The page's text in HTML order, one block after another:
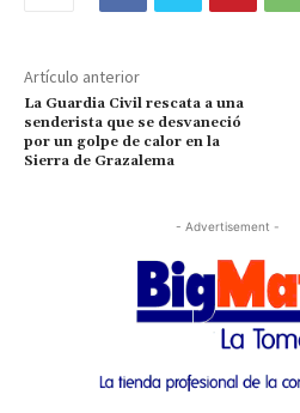
Artículo anterior
La Guardia Civil rescata a una
senderista que se desvaneció
por un golpe de calor en la
Sierra de Grazalema
- Advertisement -